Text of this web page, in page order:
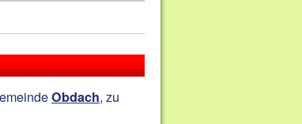
Obdach, zu